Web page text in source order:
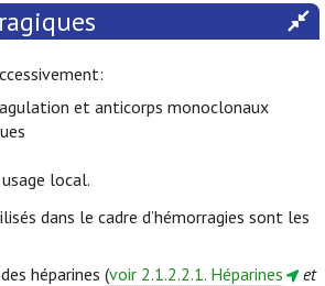
et anticorps monoclonaux
local.
dans le cadre d’hémorragies sont les
héparines (voir 2.1.2.2.1. Héparines
et